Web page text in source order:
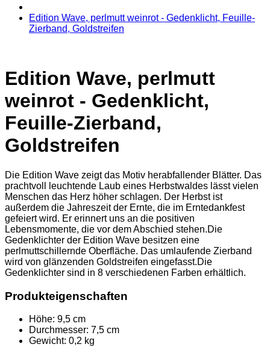
Edition Wave, perlmutt weinrot - Gedenklicht, Feuille-
Zierband, Goldstreifen
Edition Wave, perlmutt
weinrot - Gedenklicht,
Feuille-Zierband,
Goldstreifen
Die Edition Wave zeigt das Motiv herabfallender Blätter. Das
prachtvoll leuchtende Laub eines Herbstwaldes lässt vielen
Menschen das Herz höher schlagen. Der Herbst ist
außerdem die Jahreszeit der Ernte, die im Erntedankfest
gefeiert wird. Er erinnert uns an die positiven
Lebensmomente, die vor dem Abschied stehen.Die
Gedenklichter der Edition Wave besitzen eine
perlmuttschillernde Oberfläche. Das umlaufende Zierband
wird von glänzenden Goldstreifen eingefasst.Die
Gedenklichter sind in 8 verschiedenen Farben erhältlich.
Produkteigenschaften
Höhe: 9,5 cm
Durchmesser: 7,5 cm
Gewicht: 0,2 kg